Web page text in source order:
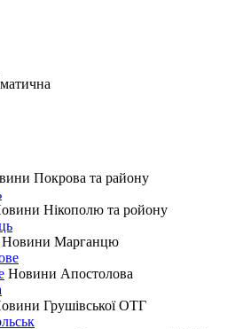
Покрова та району
Нікополю та ройону
Новини Марганцю
Новини Апостолова
Грушівської ОТГ